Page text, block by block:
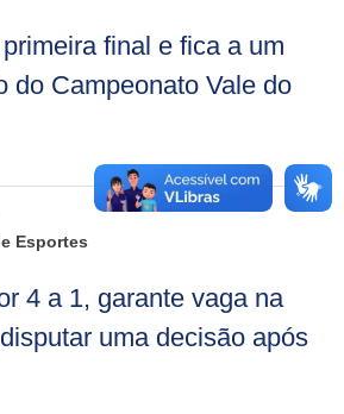
final e fica a um
do Campeonato Vale do
Esportes
4 a 1, garante vaga na
uma decisão após